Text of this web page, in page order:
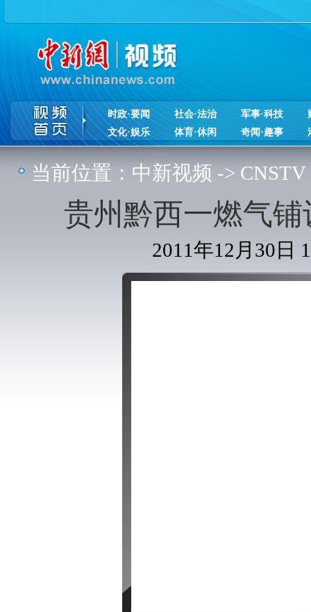
时政·要闻 社会·法治 军事·科技
文化·娱乐
体育·休闲 奇闻·趣事
当前位置： 中新视频 -> CNSTV
贵州黔西一燃气
2011年12月30